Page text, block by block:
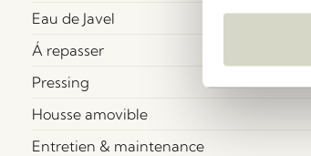
Eau de Javel
Á repasser
Pressing
Housse amovible
Entretien & maintenance